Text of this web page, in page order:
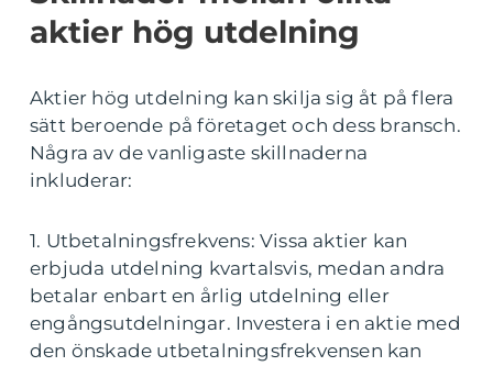
aktier hög utdelning
Aktier hög utdelning kan skilja sig åt på flera
sätt beroende på företaget och dess bransch.
Några av de vanligaste skillnaderna
inkluderar:
1. Utbetalningsfrekvens: Vissa aktier kan
erbjuda utdelning kvartalsvis, medan andra
betalar enbart en årlig utdelning eller
engångsutdelningar. Investera i en aktie med
den önskade utbetalningsfrekvensen kan